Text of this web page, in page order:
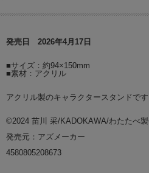
発売日 2026年4月17日
■サイズ：約94×150mm
■素材：アクリル
アクリル製のキャラクタースタンドです
©2024 苗川 采/KADOKAWA/わたたべ
発売元：アズメーカー
4580805208673